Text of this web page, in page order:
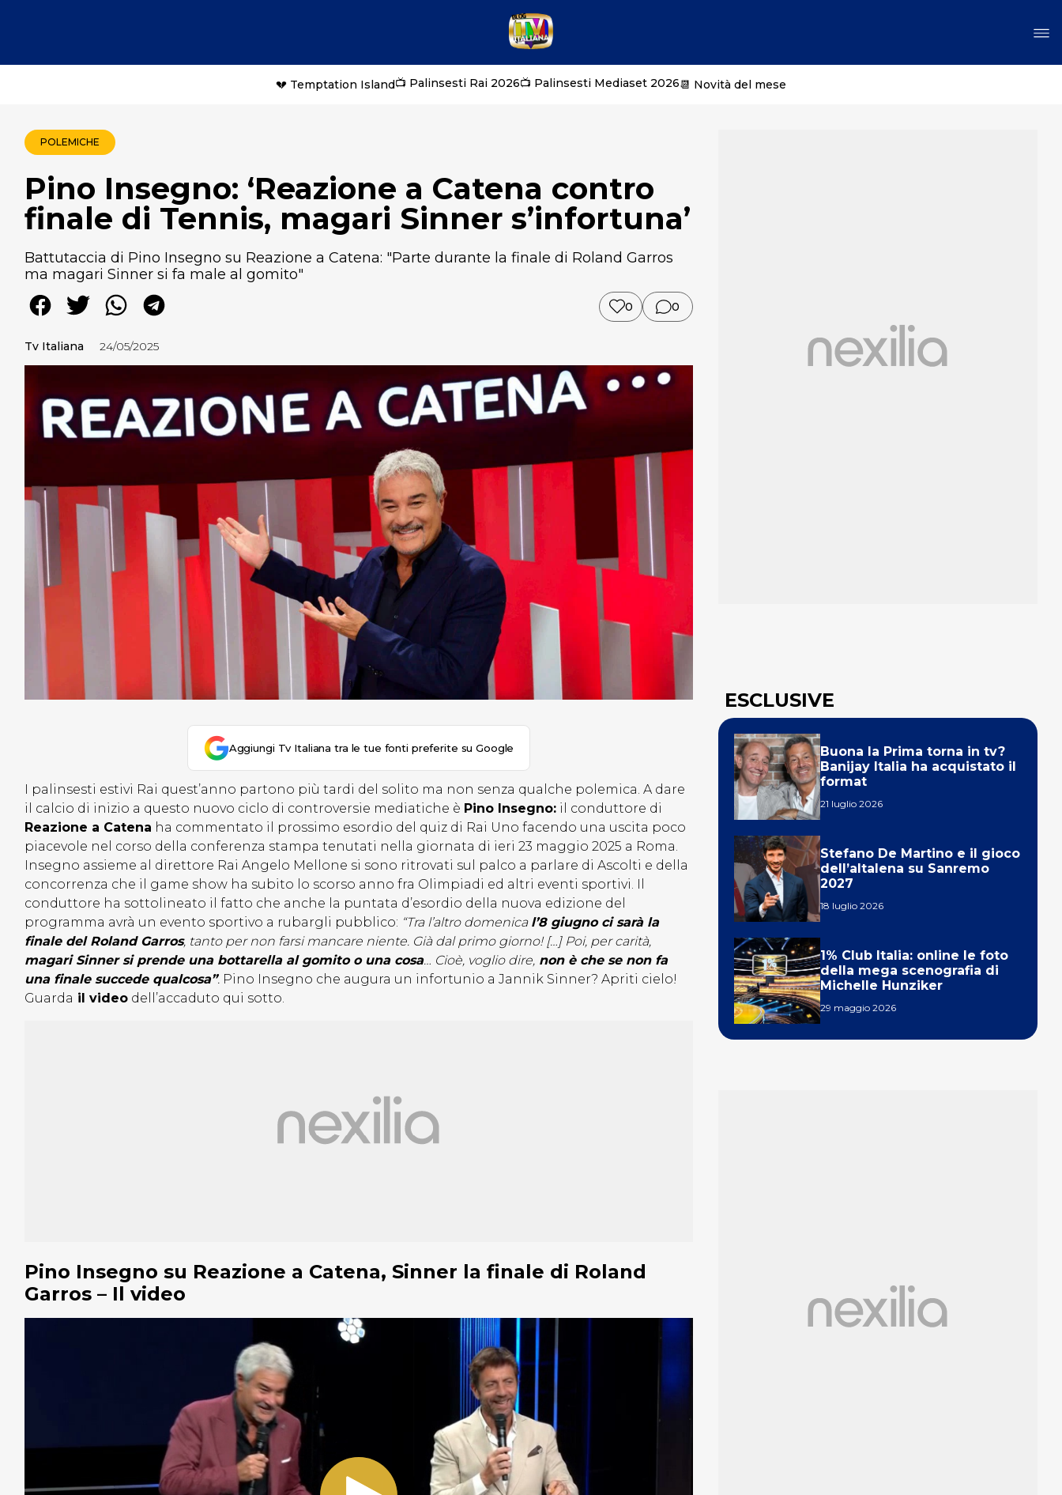
💔 Temptation Island📺 Palinsesti Rai 2026📺 Palinsesti Mediaset 2026📆 Novità del mese
POLEMICHE
Pino Insegno: ‘Reazione a Catena contro
finale di Tennis, magari Sinner s’infortuna’
Battutaccia di Pino Insegno su Reazione a Catena: "Parte durante la finale di Roland Garros
ma magari Sinner si fa male al gomito"
0 0
Tv Italiana 24/05/2025
Aggiungi Tv Italiana tra le tue fonti preferite su Google
I palinsesti estivi Rai quest’anno partono più tardi del solito ma non senza qualche polemica. A dare
il calcio di inizio a questo nuovo ciclo di controversie mediatiche è Pino Insegno: il conduttore di
Reazione a Catena ha commentato il prossimo esordio del quiz di Rai Uno facendo una uscita poco
piacevole nel corso della conferenza stampa tenutati nella giornata di ieri 23 maggio 2025 a Roma.
Insegno assieme al direttore Rai Angelo Mellone si sono ritrovati sul palco a parlare di Ascolti e della
concorrenza che il game show ha subito lo scorso anno fra Olimpiadi ed altri eventi sportivi. Il
conduttore ha sottolineato il fatto che anche la puntata d’esordio della nuova edizione del
programma avrà un evento sportivo a rubargli pubblico: “Tra l’altro domenica l’8 giugno ci sarà la
finale del Roland Garros, tanto per non farsi mancare niente. Già dal primo giorno! […] Poi, per carità,
magari Sinner si prende una bottarella al gomito o una cosa… Cioè, voglio dire, non è che se non fa
una finale succede qualcosa”. Pino Insegno che augura un infortunio a Jannik Sinner? Apriti cielo!
Guarda il video dell’accaduto qui sotto.
Pino Insegno su Reazione a Catena, Sinner la finale di Roland
Garros – Il video
ESCLUSIVE
Buona la Prima torna in tv?
Banijay Italia ha acquistato il
format
21 luglio 2026
Stefano De Martino e il gioco
dell’altalena su Sanremo
2027
18 luglio 2026
1% Club Italia: online le foto
della mega scenografia di
Michelle Hunziker
29 maggio 2026